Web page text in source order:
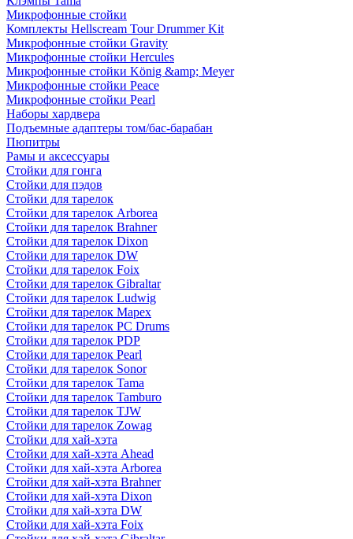
Микрофонные стойки
Комплекты Hellscream Tour Drummer Kit
Микрофонные стойки Gravity
Микрофонные стойки Hercules
Микрофонные стойки König &amp; Meyer
Микрофонные стойки Peace
Микрофонные стойки Pearl
Наборы хардвера
Подъемные адаптеры том/бас-барабан
Пюпитры
Рамы и аксессуары
Стойки для гонга
Стойки для пэдов
Стойки для тарелок
Стойки для тарелок Arborea
Стойки для тарелок Brahner
Стойки для тарелок Dixon
Стойки для тарелок DW
Стойки для тарелок Foix
Стойки для тарелок Gibraltar
Стойки для тарелок Ludwig
Стойки для тарелок Mapex
Стойки для тарелок PC Drums
Стойки для тарелок PDP
Стойки для тарелок Pearl
Стойки для тарелок Sonor
Стойки для тарелок Tama
Стойки для тарелок Tamburo
Стойки для тарелок TJW
Стойки для тарелок Zowag
Стойки для хай-хэта
Стойки для хай-хэта Ahead
Стойки для хай-хэта Arborea
Стойки для хай-хэта Brahner
Стойки для хай-хэта Dixon
Стойки для хай-хэта DW
Стойки для хай-хэта Foix